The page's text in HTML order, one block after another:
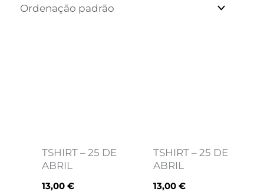
TSHIRT – 25 DE
ABRIL
13,00 €
TSHIRT – 25 DE
ABRIL
13,00 €